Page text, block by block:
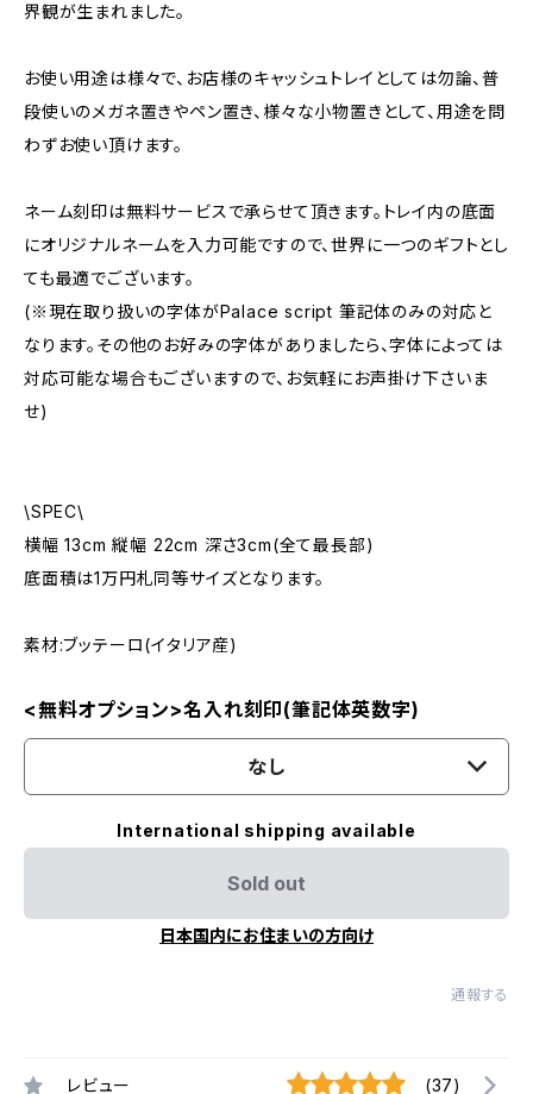
界観が生まれました。
お使い用途は様々で、お店様のキャッシュトレイとしては勿論、普
段使いのメガネ置きやペン置き、様々な小物置きとして、用途を問
わずお使い頂けます。
ネーム刻印は無料サービスで承らせて頂きます。トレイ内の底面
にオリジナルネームを入力可能ですので、世界に一つのギフトとし
ても最適でございます。
(※現在取り扱いの字体がPalace script 筆記体のみの対応と
なります。その他のお好みの字体がありましたら、字体によっては
対応可能な場合もございますので、お気軽にお声掛け下さいま
せ)
\SPEC\
横幅 13cm 縦幅 22cm 深さ3cm(全て最長部)
底面積は1万円札同等サイズとなります。
素材:ブッテーロ(イタリア産)
<無料オプション>名入れ刻印(筆記体英数字)
なし
International shipping available
Sold out
日本国内にお住まいの方向け
通報する
レビュー (37)